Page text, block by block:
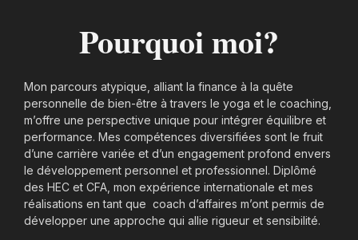
Pourquoi moi?
Mon parcours atypique, alliant la finance à la quête
personnelle de bien-être à travers le yoga et le coaching,
m’offre une perspective unique pour intégrer équilibre et
performance. Mes compétences diversifiées sont le fruit
d’une carrière variée et d’un engagement profond envers
le développement personnel et professionnel. Diplômé
des HEC et CFA, mon expérience internationale et mes
réalisations en tant que coach d’affaires m’ont permis de
développer une approche qui allie rigueur et sensibilité.